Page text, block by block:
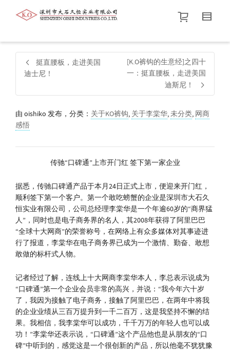
帮我查找新的衬衫尺码
价格介于
默认品牌.
挺直腰板，走进美国
迪士尼！
[K.O裤钩的生意经]之四十
一：挺直腰板，走进美国
迪斯尼！
由 oishiko 发布，分类： 关于KO裤钩, 关于李棠华,未分类, 网商
感悟
传驰“口碑通”上市开门红 签下第一家企业
据悉，传驰口碑通产品于本月24日正式上市，便迎来开门红，
顺利签下第一个客户。第一个敢吃螃蟹的企业是深圳市大石久
恒实业有限公司，公司总经理李棠华是一个年逾60岁的“商界猛
人”，同时也是电子商务界的名人，其2008年获得了阿里巴巴
“全球十大网商”的荣誉称号，在网络上有众多媒体对其事迹进
行了报道，李棠华在电子商务界已成为一个激情、勤奋、敢想
敢做的标杆式人物。
记者经过了解，连线上十大网商李棠华本人，李总表示说成为
“口碑通”第一个企业会员非常的高兴，并说：“我今年六十岁
了，我因为接触了电子商务，接触了阿里巴巴，在两年中将我
的企业业绩从三百万提升到一千二百万，这是我坚持不懈的结
果。我相信，我李棠华可以成功，千千万万的年轻人也可以成
功！”李棠华还表示说，“口碑通”这个产品他也是从朋友的“口
碑”中听到的，感觉这是一个很创新的产品，所以他毫不犹犹豫